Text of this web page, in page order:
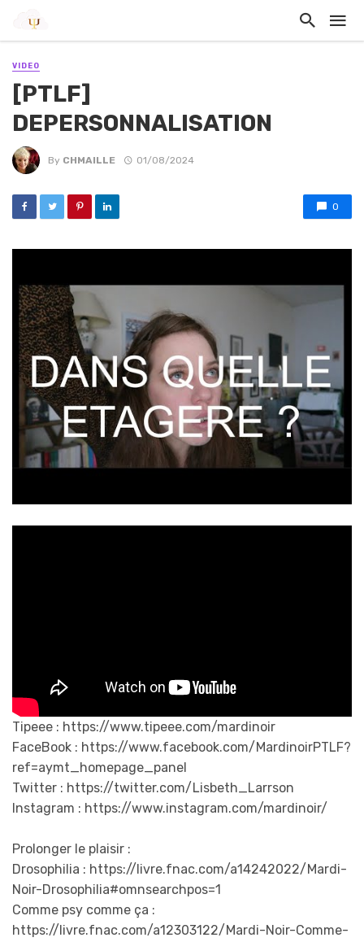
VIDEO
[PTLF]
DEPERSONNALISATION
By CHMAILLE 01/08/2024
0
Tipeee : https://www.tipeee.com/mardinoir
FaceBook : https://www.facebook.com/MardinoirPTLF?
ref=aymt_homepage_panel
Twitter : https://twitter.com/Lisbeth_Larrson
Instagram : https://www.instagram.com/mardinoir/
Prolonger le plaisir :
Drosophilia : https://livre.fnac.com/a14242022/Mardi-
Noir-Drosophilia#omnsearchpos=1
Comme psy comme ça :
https://livre.fnac.com/a12303122/Mardi-Noir-Comme-